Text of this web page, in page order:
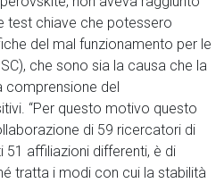
test chiave che potessero
del mal funzionamento per le
che sono sia la causa che la
comprensione del
“Per questo motivo questo
di 59 ricercatori di
51 affiliazioni differenti, è di
tratta i modi con cui la stabilità